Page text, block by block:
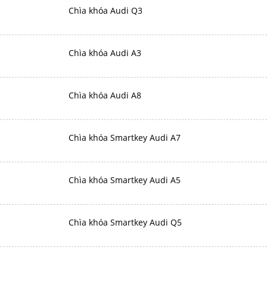
Chìa khóa Audi Q3
Chìa khóa Audi A3
Chìa khóa Audi A8
Chìa khóa Smartkey Audi A7
Chìa khóa Smartkey Audi A5
Chìa khóa Smartkey Audi Q5